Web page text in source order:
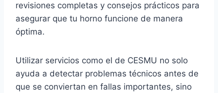
revisiones completas y consejos prácticos para
asegurar que tu horno funcione de manera
óptima.
Utilizar servicios como el de CESMU no solo
ayuda a detectar problemas técnicos antes de
que se conviertan en fallas importantes, sino